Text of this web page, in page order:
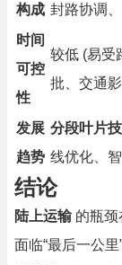
构成 封路协调
时间
可控
性
较低 (易受
批、交通
发展
趋势
分段叶片
线优化、
结论
陆上运输的瓶颈
面临“最后一公里